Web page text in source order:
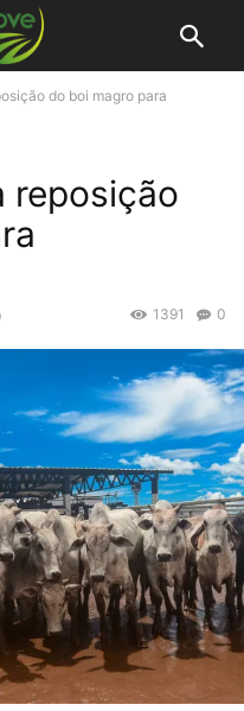
do boi magro para
reposição
0
1391